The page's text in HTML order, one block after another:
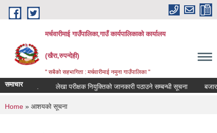
Skip to main content
मर्चवारीमाई गाउँपालिका,गाउँ कार्यपालिकाको कार्यालय
(खैरा,रुपन्देही)
" सबैको सहभागिता : मर्चवारीमाई नमुना गाउँपालिका "
समाचार
सूचना.. लेखा परीक्षक नियुक्तिको जानकारी पठाउने सम्बन्धी सूचना बजार
You are here
Home » आशयको सूचना